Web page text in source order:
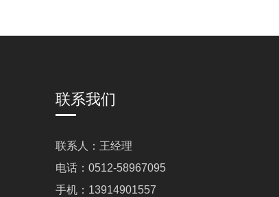
联系我们
联系人：王经理
电话：0512-58967095
手机：13914901557